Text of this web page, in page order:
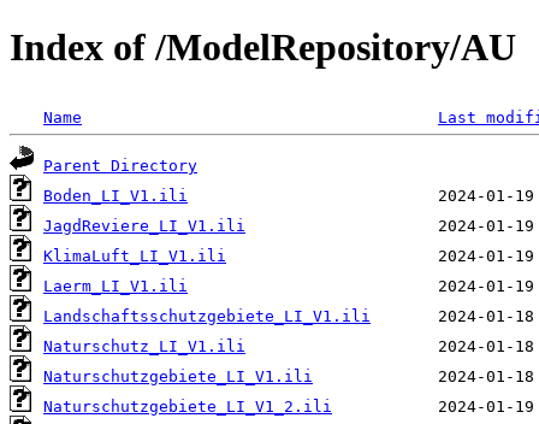
Index of /ModelRepository/AU
Name Last
Parent Directory
Boden_LI_V1.ili
JagdReviere_LI_V1.ili
KlimaLuft_LI_V1.ili
Laerm_LI_V1.ili
Landschaftsschutzgebiete_LI_V1.ili
Naturschutz_LI_V1.ili
Naturschutzgebiete_LI_V1.ili
Naturschutzgebiete_LI_V1_2.ili